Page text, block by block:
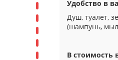
Удобство в
Душ, туалет,
(шампунь,
В стоимость